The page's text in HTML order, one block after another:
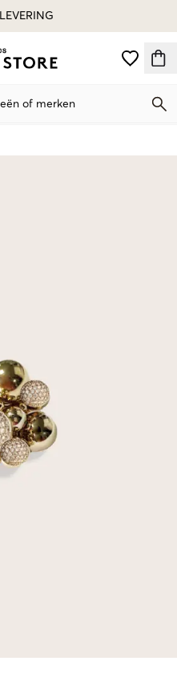
of merken